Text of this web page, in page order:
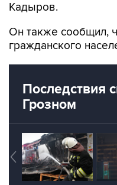
Он также сообщил,
Последствия
Грозном